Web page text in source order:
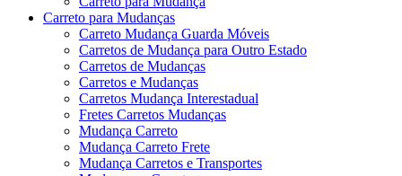
Carreto para Mudanças
Carreto Mudança Guarda Móveis
Carretos de Mudança para Outro Estado
Carretos de Mudanças
Carretos e Mudanças
Carretos Mudança Interestadual
Fretes Carretos Mudanças
Mudança Carreto
Mudança Carreto Frete
Mudança Carretos e Transportes